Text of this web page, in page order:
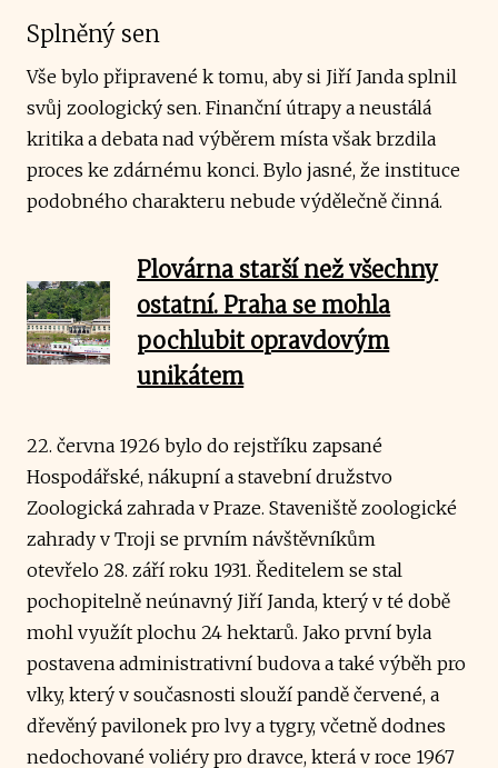
Splněný sen
Vše bylo připravené k tomu, aby si Jiří Janda splnil
svůj zoologický sen. Finanční útrapy a neustálá
kritika a debata nad výběrem místa však brzdila
proces ke zdárnému konci. Bylo jasné, že instituce
podobného charakteru nebude výdělečně činná.
Plovárna starší než všechny
ostatní. Praha se mohla
pochlubit opravdovým
unikátem
22. června 1926 bylo do rejstříku zapsané
Hospodářské, nákupní a stavební družstvo
Zoologická zahrada v Praze. Staveniště zoologické
zahrady v Troji se prvním návštěvníkům
otevřelo 28. září roku 1931. Ředitelem se stal
pochopitelně neúnavný Jiří Janda, který v té době
mohl využít plochu 24 hektarů. Jako první byla
postavena administrativní budova a také výběh pro
vlky, který v současnosti slouží pandě červené, a
dřevěný pavilonek pro lvy a tygry, včetně dodnes
nedochované voliéry pro dravce, která v roce 1967